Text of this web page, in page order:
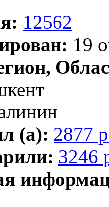
12562
19
(а): 2877
3246